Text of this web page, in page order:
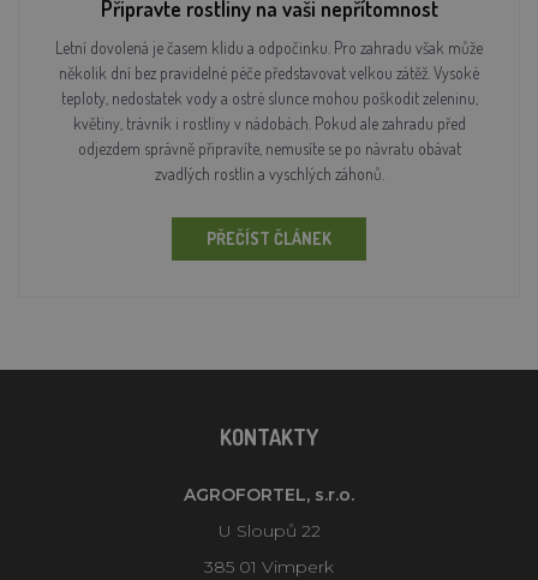
Připravte rostliny na vaši nepřítomnost
Letní dovolená je časem klidu a odpočinku. Pro zahradu však může
několik dní bez pravidelné péče představovat velkou zátěž. Vysoké
teploty, nedostatek vody a ostré slunce mohou poškodit zeleninu,
květiny, trávník i rostliny v nádobách. Pokud ale zahradu před
odjezdem správně připravíte, nemusíte se po návratu obávat
zvadlých rostlin a vyschlých záhonů.
PŘEČÍST ČLÁNEK
KONTAKTY
AGROFORTEL, s.r.o.
U Sloupů 22
385 01 Vimperk